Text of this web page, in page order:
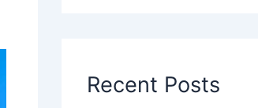
Recent Posts